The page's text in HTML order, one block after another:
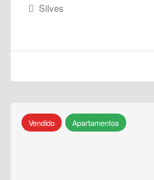
Silves
Vendido Apartamentos